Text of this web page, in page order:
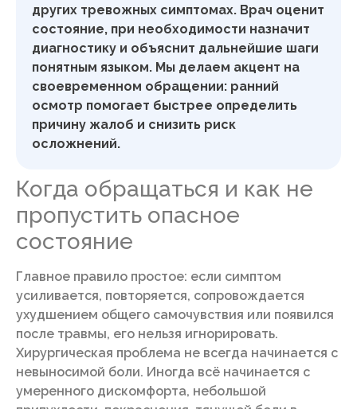
других тревожных симптомах. Врач оценит
состояние, при необходимости назначит
диагностику и объяснит дальнейшие шаги
понятным языком. Мы делаем акцент на
своевременном обращении: ранний
осмотр помогает быстрее определить
причину жалоб и снизить риск
осложнений.
Когда обращаться и как не
пропустить опасное
состояние
Главное правило простое: если симптом
усиливается, повторяется, сопровождается
ухудшением общего самочувствия или появился
после травмы, его нельзя игнорировать.
Хирургическая проблема не всегда начинается с
невыносимой боли. Иногда всё начинается с
умеренного дискомфорта, небольшой